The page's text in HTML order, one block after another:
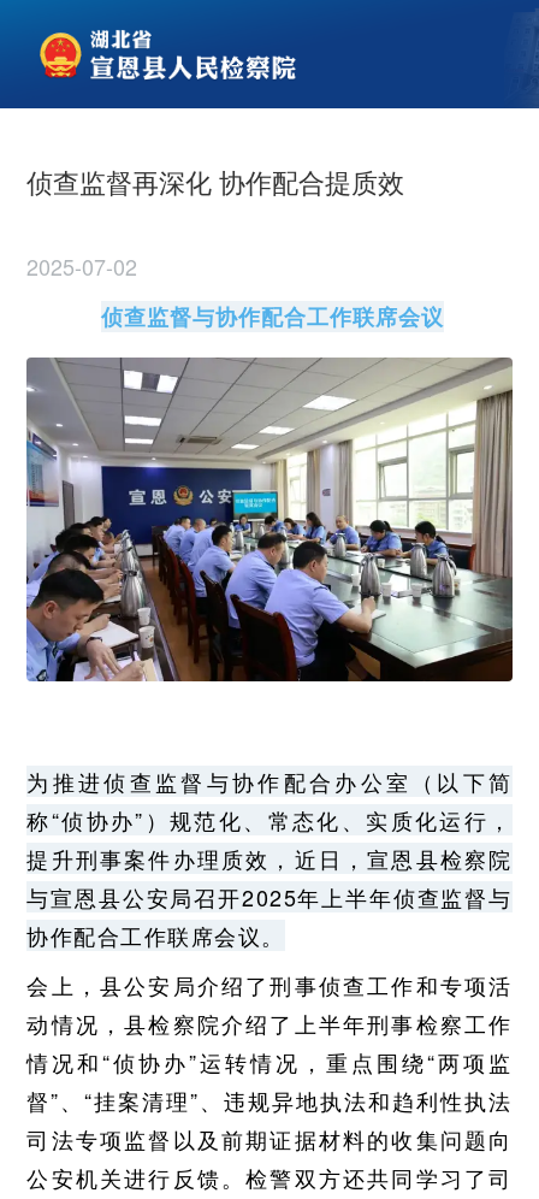
侦查监督再深化 协作配合提质效
2025-07-02
侦查监督与协作配合工作联席会议
为推进侦查监督与协作配合办公室（以下简
称“侦协办”）规范化、常态化、实质化运行，
提升刑事案件办理质效，近日，宣恩县检察院
与宣恩县公安局召开2025年上半年侦查监督与
协作配合工作联席会议。
会上，县公安局介绍了刑事侦查工作和专项活
动情况，县检察院介绍了上半年刑事检察工作
情况和“侦协办”运转情况，重点围绕“两项监
督”、“挂案清理”、违规异地执法和趋利性执法
司法专项监督以及前期证据材料的收集问题向
公安机关进行反馈。检警双方还共同学习了司